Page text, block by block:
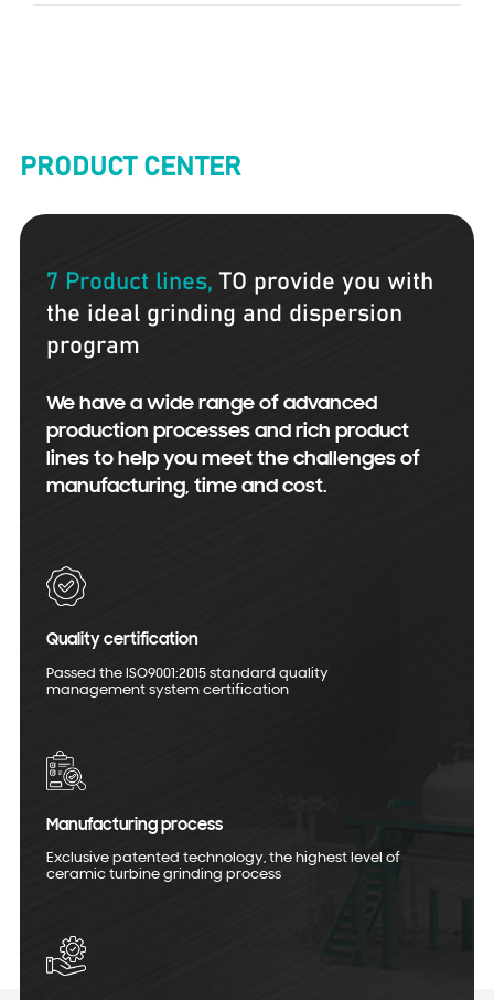
PRODUCT CENTER
7 Product lines, TO provide you with
the ideal grinding and dispersion
program
We have a wide range of advanced
production processes and rich product
lines to help you meet the challenges of
manufacturing, time and cost.
Quality certification
Passed the ISO9001:2015 standard quality
management system certification
Manufacturing process
Exclusive patented technology, the highest level of
ceramic turbine grinding process